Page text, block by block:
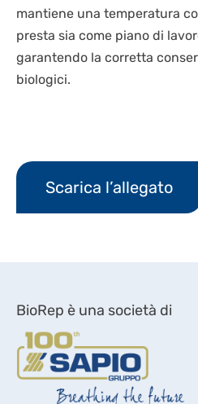
mantiene una temperatura
presta sia come piano di
garantendo la corretta
biologici.
Scarica l’allegato
BioRep è una società di